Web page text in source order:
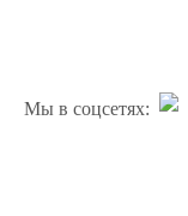
Мы в соцсетях: